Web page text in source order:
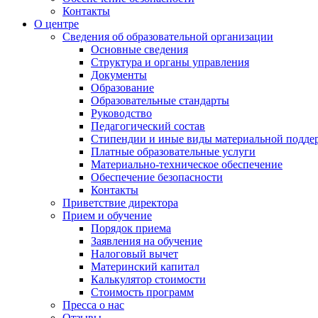
Контакты
О центре
Сведения об образовательной организации
Основные сведения
Структура и органы управления
Документы
Образование
Образовательные стандарты
Руководство
Педагогический состав
Стипендии и иные виды материальной
Платные образовательные услуги
Материально-техническое обеспечение
Обеспечение безопасности
Контакты
Приветствие директора
Прием и обучение
Порядок приема
Заявления на обучение
Налоговый вычет
Материнский капитал
Калькулятор стоимости
Стоимость программ
Пресса о нас